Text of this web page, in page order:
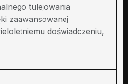
tulejowania
zaawansowanej
doświadczeniu,